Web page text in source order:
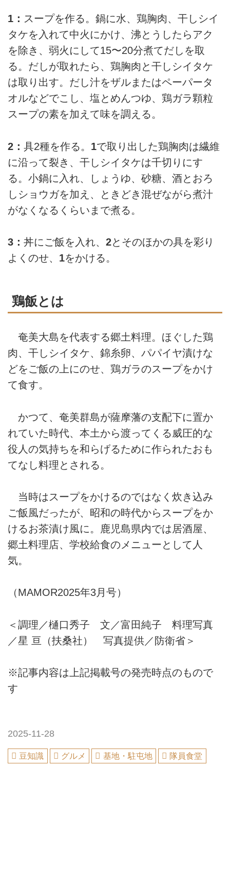
1： スープを作る。鍋に水、鶏胸肉、干しシイ
タケを入れて中火にかけ、沸とうしたらアク
を除き、弱火にして15〜20分煮てだしを取
る。だしが取れたら、鶏胸肉と干しシイタケ
は取り出す。だし汁をザルまたはペーパータ
オルなどでこし、塩とめんつゆ、鶏ガラ顆粒
スープの素を加えて味を調える。
2： 具2種を作る。 1で取り出した鶏胸肉は繊維
に沿って裂き、干しシイタケは千切りにす
る。小鍋に入れ、しょうゆ、砂糖、酒とおろ
しショウガを加え、ときどき混ぜながら煮汁
がなくなるくらいまで煮る。
3： 丼にご飯を入れ、 2とそのほかの具を彩り
よくのせ、 1をかける。
鶏飯とは
奄美大島を代表する郷土料理。ほぐした鶏
肉、干しシイタケ、錦糸卵、パパイヤ漬けな
どをご飯の上にのせ、鶏ガラのスープをかけ
て食す。
かつて、奄美群島が薩摩藩の支配下に置か
れていた時代、本土から渡ってくる威圧的な
役人の気持ちを和らげるために作られたおも
てなし料理とされる。
当時はスープをかけるのではなく炊き込み
ご飯風だったが、昭和の時代からスープをか
けるお茶漬け風に。鹿児島県内では居酒屋、
郷土料理店、学校給食のメニューとして人
気。
（MAMOR2025年3月号）
＜調理／樋口秀子 文／富田純子 料理写真
／星 亘（扶桑社） 写真提供／防衛省＞
※記事内容は上記掲載号の発売時点のもので
す
2025-11-28
豆知識 グルメ 基地・駐屯地 隊員食堂